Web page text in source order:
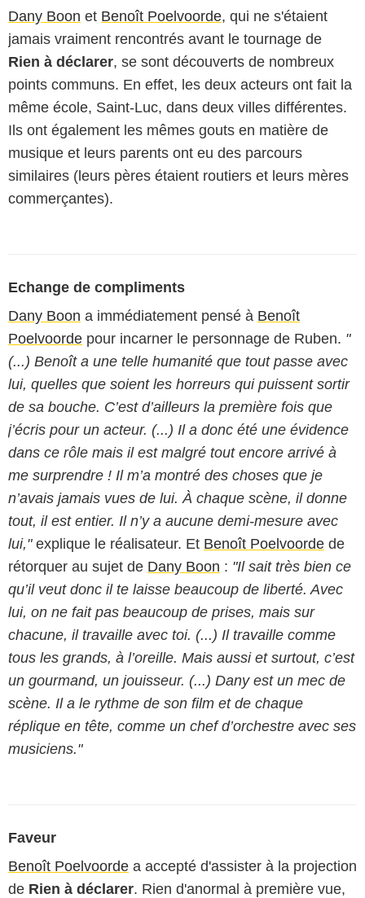
Dany Boon et Benoît Poelvoorde, qui ne s'étaient
jamais vraiment rencontrés avant le tournage de
Rien à déclarer, se sont découverts de nombreux
points communs. En effet, les deux acteurs ont fait la
même école, Saint-Luc, dans deux villes différentes.
Ils ont également les mêmes gouts en matière de
musique et leurs parents ont eu des parcours
similaires (leurs pères étaient routiers et leurs mères
commerçantes).
Echange de compliments
Dany Boon a immédiatement pensé à Benoît
Poelvoorde pour incarner le personnage de Ruben. "
(...) Benoît a une telle humanité que tout passe avec
lui, quelles que soient les horreurs qui puissent sortir
de sa bouche. C’est d’ailleurs la première fois que
j’écris pour un acteur. (...) Il a donc été une évidence
dans ce rôle mais il est malgré tout encore arrivé à
me surprendre ! Il m’a montré des choses que je
n’avais jamais vues de lui. À chaque scène, il donne
tout, il est entier. Il n’y a aucune demi-mesure avec
lui,"explique le réalisateur. Et Benoît Poelvoorde de
rétorquer au sujet de Dany Boon : "Il sait très bien ce
qu’il veut donc il te laisse beaucoup de liberté. Avec
lui, on ne fait pas beaucoup de prises, mais sur
chacune, il travaille avec toi. (...) Il travaille comme
tous les grands, à l’oreille. Mais aussi et surtout, c’est
un gourmand, un jouisseur. (...) Dany est un mec de
scène. Il a le rythme de son film et de chaque
réplique en tête, comme un chef d’orchestre avec ses
musiciens."
Faveur
Benoît Poelvoorde a accepté d'assister à la projection
de Rien à déclarer. Rien d'anormal à première vue,